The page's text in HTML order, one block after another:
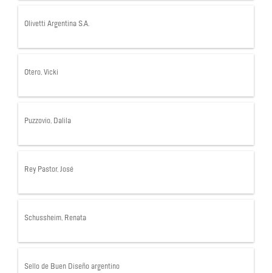
Olivetti Argentina S.A.
Otero, Vicki
Puzzovio, Dalila
Rey Pastor, José
Schussheim, Renata
Sello de Buen Diseño argentino